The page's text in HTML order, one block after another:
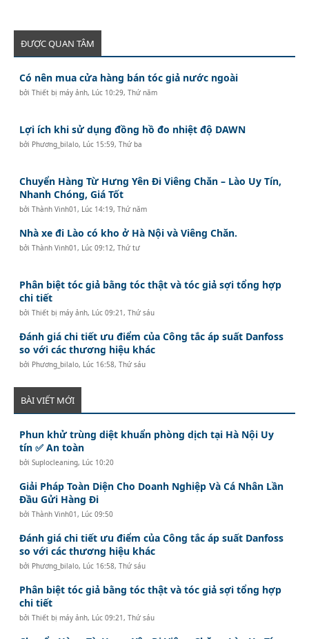
ĐƯỢC QUAN TÂM
Có nên mua cửa hàng bán tóc giả nước ngoài
bởiThiết bị máy ảnh, Lúc 10:29, Thứ năm
Lợi ích khi sử dụng đồng hồ đo nhiệt độ DAWN
bởi Phương_bilalo, Lúc 15:59, Thứ ba
Chuyển Hàng Từ Hưng Yên Đi Viêng Chăn – Lào Uy Tín,
Nhanh Chóng, Giá Tốt
bởiThành Vinh01 , Lúc 14:19, Thứ năm
Nhà xe đi Lào có kho ở Hà Nội và Viêng Chăn.
bởiThành Vinh01 , Lúc 09:12, Thứ tư
Phân biệt tóc giả bằng tóc thật và tóc giả sợi tổng hợp
chi tiết
bởiThiết bị máy ảnh, Lúc 09:21, Thứ sáu
Đánh giá chi tiết ưu điểm của Công tắc áp suất Danfoss
so với các thương hiệu khác
bởi Phương_bilalo, Lúc 16:58, Thứ sáu
BÀI VIẾT MỚI
Phun khử trùng diệt khuẩn phòng dịch tại Hà Nội Uy
tín ✅ An toàn
bởiSuplocleaning, Lúc 10:20
Giải Pháp Toàn Diện Cho Doanh Nghiệp Và Cá Nhân Lần
Đầu Gửi Hàng Đi
bởiThành Vinh01 , Lúc 09:50
Đánh giá chi tiết ưu điểm của Công tắc áp suất Danfoss
so với các thương hiệu khác
bởi Phương_bilalo, Lúc 16:58, Thứ sáu
Phân biệt tóc giả bằng tóc thật và tóc giả sợi tổng hợp
chi tiết
bởiThiết bị máy ảnh, Lúc 09:21, Thứ sáu